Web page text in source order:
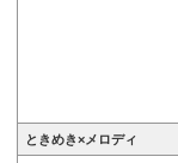
ときめき×メロディ